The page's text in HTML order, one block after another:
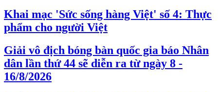
Khai mạc 'Sức sống hàng Việt' số 4: Thực
phẩm cho người Việt
Giải vô địch bóng bàn quốc gia báo Nhân
dân lần thứ 44 sẽ diễn ra từ ngày 8 -
16/8/2026